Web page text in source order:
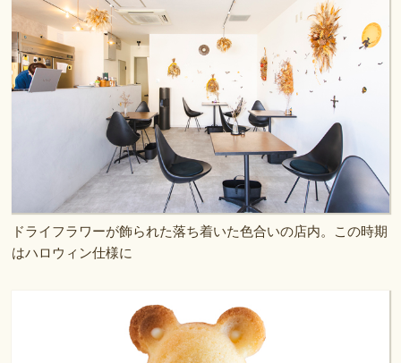
ドライフラワーが飾られた落ち着いた色合いの店内。この時期
はハロウィン仕様に